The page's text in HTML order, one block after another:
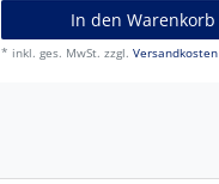
In den Warenkorb
* inkl. ges. MwSt. zzgl.Versandkosten